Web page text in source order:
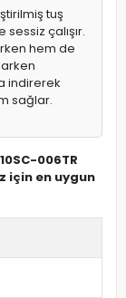
tuş
sessiz çalışır.
hem de
indirerek
sağlar.
006TR
için en uygun